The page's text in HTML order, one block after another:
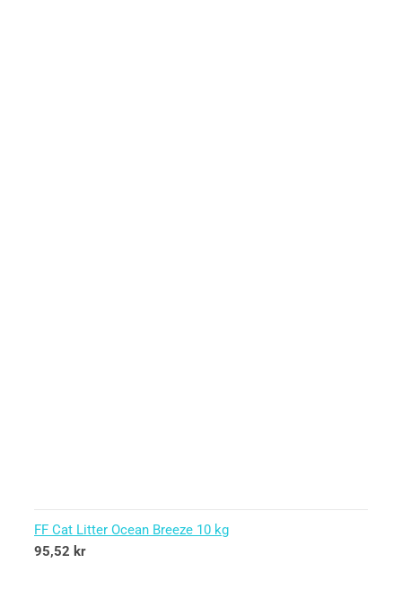
FF Cat Litter Ocean Breeze 10 kg
95,52 kr